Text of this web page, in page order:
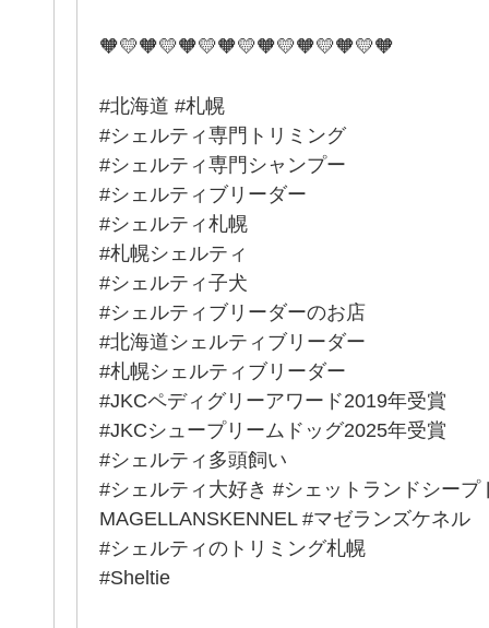
🧡💛🧡💛🧡💛🧡💛🧡💛🧡💛🧡💛🧡
#北海道 #札幌
#シェルティ専門トリミング
#シェルティ専門シャンプー
#シェルティブリーダー
#シェルティ札幌
#札幌シェルティ
#シェルティ子犬
#シェルティブリーダーのお店
#北海道シェルティブリーダー
#札幌シェルティブリーダー
#JKCペディグリーアワード2019年受賞
#JKCシュープリームドッグ2025年受賞
#シェルティ多頭飼い
#シェルティ大好き #シェットランドシー
MAGELLANSKENNEL #マゼランズケネル
#シェルティのトリミング札幌
#Sheltie